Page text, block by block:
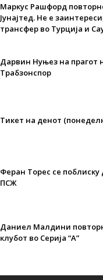
Маркус Рашфорд
Јунајтед. Не е
трансфер во Турција и
Дарвин Нуњез на прагот
Трабзонспор
Тикет на денот
Феран Торес се поблиску
ПСЖ
Даниел Малдини
клубот во Серија “А”